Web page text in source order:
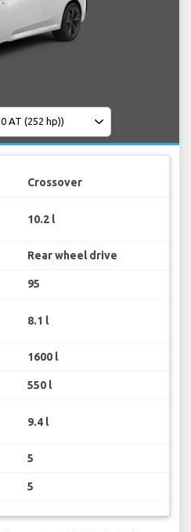
Crossover
10.2 l
Rear wheel drive
95
8.1 l
1600 l
550 l
9.4 l
5
5